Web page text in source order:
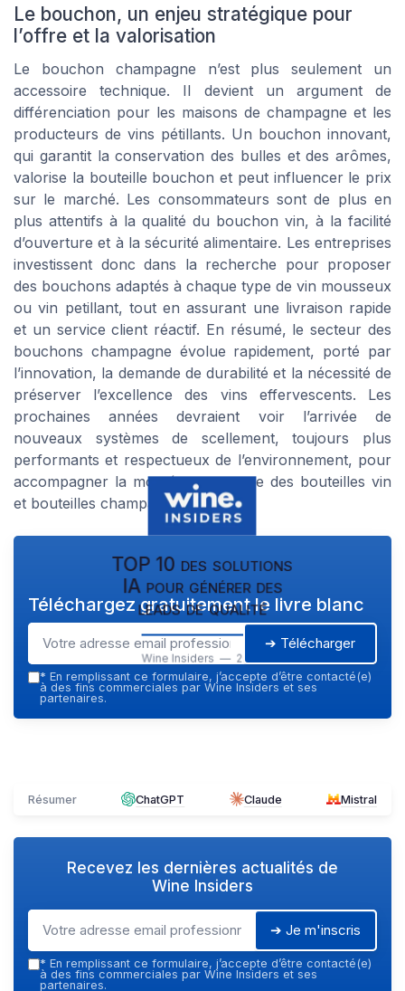
Le bouchon, un enjeu stratégique pour
l’offre et la valorisation
Le bouchon champagne n’est plus seulement un
accessoire technique. Il devient un argument de
différenciation pour les maisons de champagne et les
producteurs de vins pétillants. Un bouchon innovant,
qui garantit la conservation des bulles et des arômes,
valorise la bouteille bouchon et peut influencer le prix
sur le marché. Les consommateurs sont de plus en
plus attentifs à la qualité du bouchon vin, à la facilité
d’ouverture et à la sécurité alimentaire. Les entreprises
investissent donc dans la recherche pour proposer
des bouchons adaptés à chaque type de vin mousseux
ou vin petillant, tout en assurant une livraison rapide
et un service client réactif. En résumé, le secteur des
bouchons champagne évolue rapidement, porté par
l’innovation, la demande de durabilité et la nécessité de
préserver l’excellence des vins effervescents. Les
prochaines années devraient voir l’arrivée de
nouveaux systèmes de scellement, toujours plus
performants et respectueux de l’environnement, pour
accompagner la montée en gamme des bouteilles vin
et bouteilles champagne.
TOP 10 des solutions
IA pour générer des
leads de qualité
Wine Insiders — 2026
Téléchargez gratuitement le livre blanc
➔ Télécharger
* En remplissant ce formulaire, j’accepte d’être contacté(e)
à des fins commerciales par Wine Insiders et ses
partenaires.
Résumer ChatGPT Claude Mistral
Recevez les dernières actualités de
Wine Insiders
➔ Je m'inscris
* En remplissant ce formulaire, j’accepte d’être contacté(e)
à des fins commerciales par Wine Insiders et ses
partenaires.